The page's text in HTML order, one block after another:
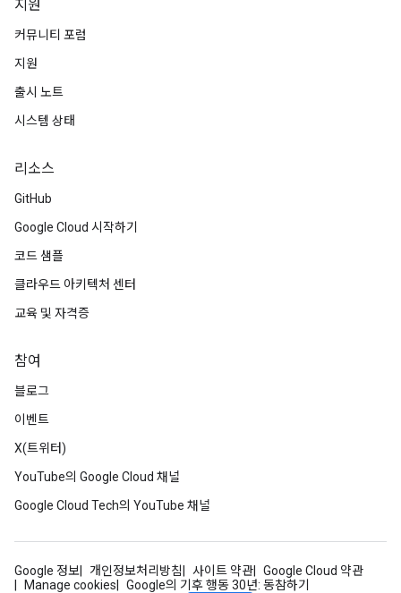
지원
커뮤니티 포럼
지원
출시 노트
시스템 상태
리소스
GitHub
Google Cloud 시작하기
코드 샘플
클라우드 아키텍처 센터
교육 및 자격증
참여
블로그
이벤트
X(트위터)
YouTube의 Google Cloud 채널
Google Cloud Tech의 YouTube 채널
Google 정보 개인정보처리방침 사이트 약관
Google Cloud 약관
Manage cookies
Google의 기후 행동 30년: 동참하기